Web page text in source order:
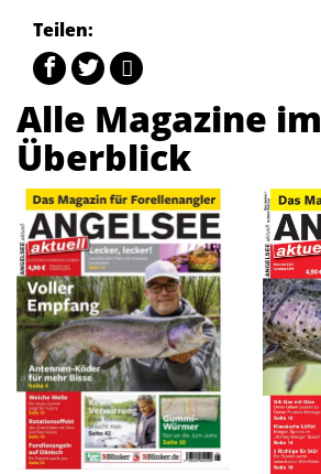
Teilen:
Alle Magazine im
Überblick